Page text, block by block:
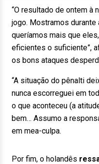
“O resultado de ontem à
jogo. Mostramos durante
queríamos mais que
eficientes o suficiente”,
os bons ataques
“A situação do pênalti
nunca escorreguei em
o que aconteceu (a
bem… Assumo a
em mea-culpa.
Por fim, o holandês